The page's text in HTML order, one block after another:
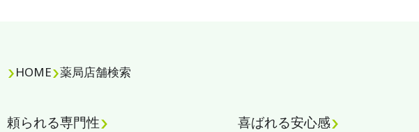
HOME 薬局店舗検索
頼られる専門性 喜ばれる安心感